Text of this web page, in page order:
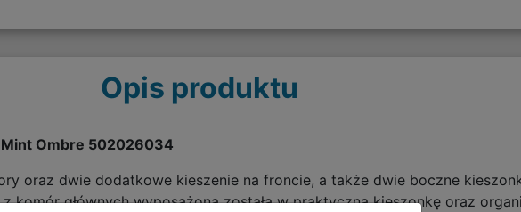
Opis produktu
Mint Ombre 502026034
oraz dwie dodatkowe kieszenie na froncie, a także dwie boczne
komór głównych wyposażona została w praktyczną kieszonkę oraz